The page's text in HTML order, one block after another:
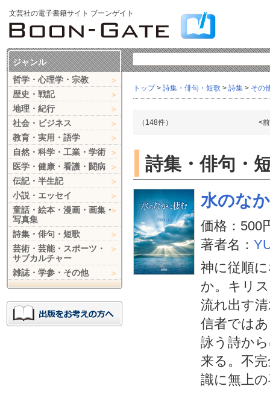
文芸社の電子書籍サイト ブーンゲイト
トップ> 詩集・俳句・短歌 > 詩集 > その
（148件） <
詩集・俳句・
水のな
価格：500
著者名：
神に従順
か。キリ
流れ出す
信者では
詠う詩か
来る。不
識に無上
ジャンル
哲学・心理学・宗教
歴史・戦記
地理・紀行
社会・ビジネス
教育・実用・語学
自然・科学・工業・学術
医学・健康・看護・闘病
伝記・半生記
小説・エッセイ
童話・絵本・漫画・画集・
写真集
詩集・俳句・短歌
芸術・芸能・スポーツ・
サブカルチャー
雑誌・学参・その他